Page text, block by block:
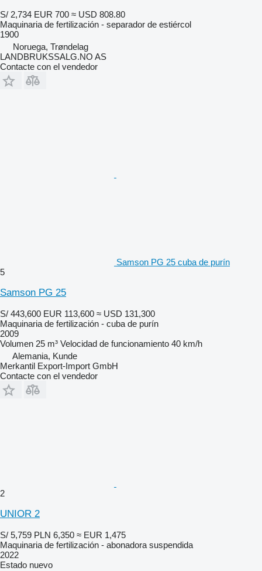
S/ 2,734 EUR 700 ≈ USD 808.80
Maquinaria de fertilización - separador de estiércol
1900
Noruega, Trøndelag
LANDBRUKSSALG.NO AS
Contacte con el vendedor
Samson PG 25 cuba de purín
5
Samson PG 25
S/ 443,600 EUR 113,600 ≈ USD 131,300
Maquinaria de fertilización - cuba de purín
2009
Volumen 25 m³ Velocidad de funcionamiento 40 km/h
Alemania, Kunde
Merkantil Export-Import GmbH
Contacte con el vendedor
2
UNIOR 2
S/ 5,759 PLN 6,350 ≈ EUR 1,475
Maquinaria de fertilización - abonadora suspendida
2022
Estado nuevo